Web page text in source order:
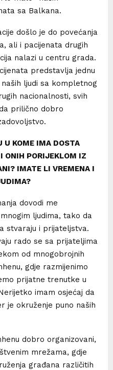
sa Balkana.
došlo je do povećanja
ali i pacijenata drugih
nalazi u centru grada.
predstavlja jednu
ljudi sa kompletnog
nacionalnosti, svih
prilično dobro
U KOME IMA DOSTA
ONIH PORIJEKLOM IZ
IMATE LI VREMENA I
dovodi me
ljudima, tako da
stvaraju i prijateljstva.
rado se sa prijateljima
od mnogobrojnih
gdje razmijenimo
prijatne trenutke u
imam osjećaj da
je okruženje puno naših
dobro organizovani,
mrežama, gdje
građana različitih